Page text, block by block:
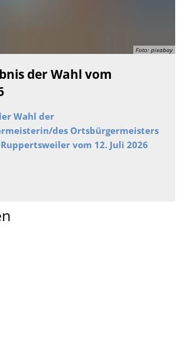
Foto: pixabay
der Wahl vom
Wahl der
des Ortsbürgermeisters
vom 12. Juli 2026